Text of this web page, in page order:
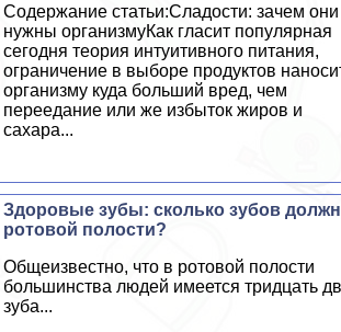
Содержание статьи:Сладости: зачем они
нужны организмуКак гласит популярная
сегодня теория интуитивного питания,
ограничение в выборе продуктов
организму куда больший вред, чем
переедание или же избыток жиров и
сахара...
Здоровые зубы: сколько зубов
ротовой полости?
Общеизвестно, что в ротовой полости
большинства людей имеется тридцать
зуба...